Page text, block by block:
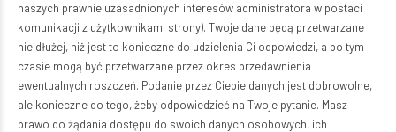
naszych prawnie uzasadnionych interesów administratora w postaci
komunikacji z użytkownikami strony). Twoje dane będą przetwarzane
nie dłużej, niż jest to konieczne do udzielenia Ci odpowiedzi, a po tym
czasie mogą być przetwarzane przez okres przedawnienia
ewentualnych roszczeń. Podanie przez Ciebie danych jest dobrowolne,
ale konieczne do tego, żeby odpowiedzieć na Twoje pytanie. Masz
prawo do żądania dostępu do swoich danych osobowych, ich